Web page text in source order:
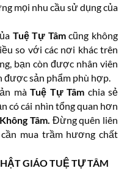
mọi nhu cầu sử dụng của
Tuệ Tự Tâmcũng không
so với các nơi khác trên
bạn còn được nhân viên
được sản phẩm phù hợp.
màTuệ Tự Tâm chia sẻ
có cái nhìn tổng quan hơn
Tâm. Đừng quên liên
mua trầm hương chất
GIÁO TUỆ TỰ TÂM